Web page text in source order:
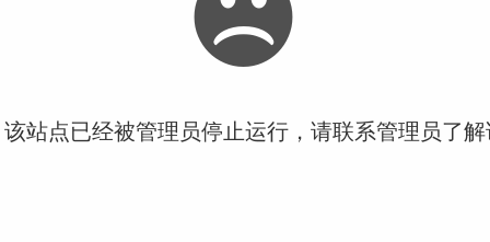
站点已经被管理员停止运行，请联系管理员了